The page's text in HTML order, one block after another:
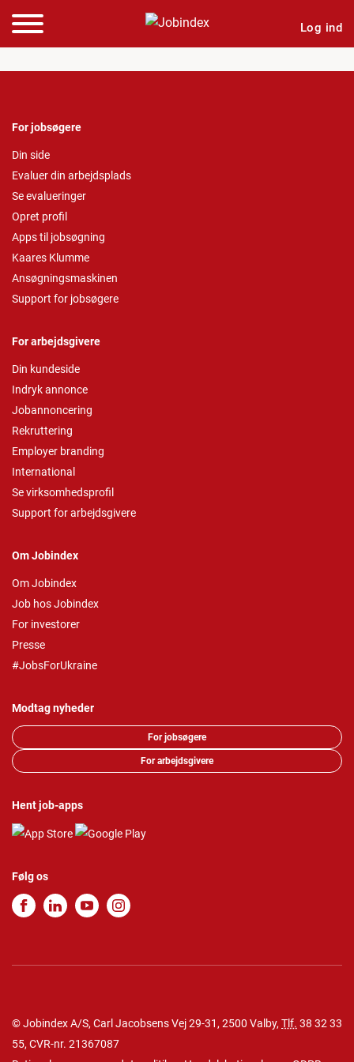
Log ind
For jobsøgere
Din side
Evaluer din arbejdsplads
Se evalueringer
Opret profil
Apps til jobsøgning
Kaares Klumme
Ansøgningsmaskinen
Support for jobsøgere
For arbejdsgivere
Din kundeside
Indryk annonce
Jobannoncering
Rekruttering
Employer branding
International
Se virksomhedsprofil
Support for arbejdsgivere
Om Jobindex
Om Jobindex
Job hos Jobindex
For investorer
Presse
#JobsForUkraine
Modtag nyheder
For jobsøgere
For arbejdsgivere
Hent job-apps
Følg os
© Jobindex A/S, Carl Jacobsens Vej 29-31, 2500 Valby, Tlf. 38 32 33
55, CVR-nr. 21367087